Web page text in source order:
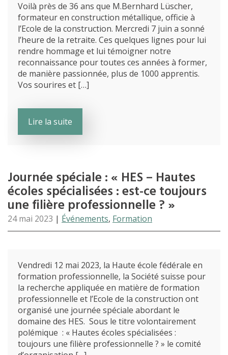
Voilà près de 36 ans que M.Bernhard Lüscher,
formateur en construction métallique, officie à
l’Ecole de la construction. Mercredi 7 juin a sonné
l’heure de la retraite. Ces quelques lignes pour lui
rendre hommage et lui témoigner notre
reconnaissance pour toutes ces années à former,
de manière passionnée, plus de 1000 apprentis.
Vos sourires et […]
Lire la suite
Journée spéciale : « HES – Hautes
écoles spécialisées : est-ce toujours
une filière professionnelle ? »
24 mai 2023 | Événements, Formation
Vendredi 12 mai 2023, la Haute école fédérale en
formation professionnelle, la Société suisse pour
la recherche appliquée en matière de formation
professionnelle et l’Ecole de la construction ont
organisé une journée spéciale abordant le
domaine des HES. Sous le titre volontairement
polémique : « Hautes écoles spécialisées :
toujours une filière professionnelle ? » le comité